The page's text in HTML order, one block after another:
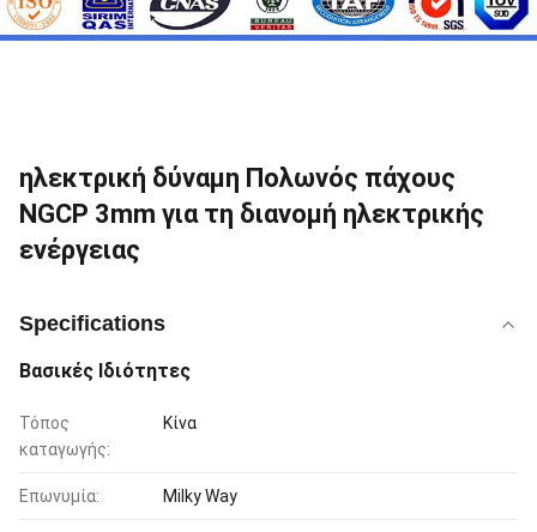
ηλεκτρική δύναμη Πολωνός πάχους
NGCP 3mm για τη διανομή ηλεκτρικής
ενέργειας
Specifications
Βασικές Ιδιότητες
Τόπος
καταγωγής:
Κίνα
Επωνυμία: Milky Way